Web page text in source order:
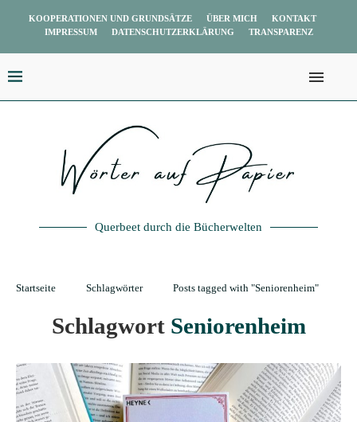
KOOPERATIONEN UND GRUNDSÄTZE ÜBER MICH
KONTAKT
IMPRESSUM
DATENSCHUTZERKLÄRUNG TRANSPARENZ
Querbeet durch die Bücherwelten
Startseite Schlagwörter Posts tagged with "Seniorenheim"
Schlagwort Seniorenheim